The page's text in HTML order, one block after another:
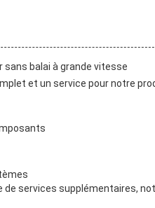
balai à grande vitesse
et un service pour notre
services supplémentaires,